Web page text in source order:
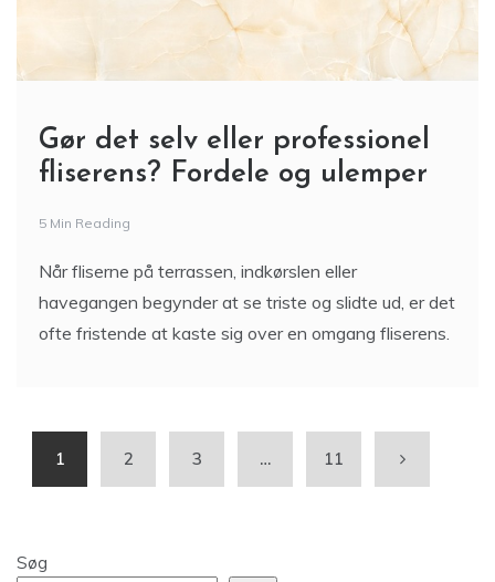
Gør det selv eller professionel
fliserens? Fordele og ulemper
5 Min Reading
Når fliserne på terrassen, indkørslen eller
havegangen begynder at se triste og slidte ud, er det
ofte fristende at kaste sig over en omgang fliserens.
1 2 3 … 11
Søg